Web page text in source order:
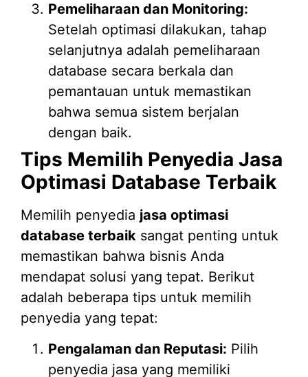
Pemeliharaan dan Monitoring:
Setelah optimasi dilakukan, tahap
selanjutnya adalah pemeliharaan
database secara berkala dan
pemantauan untuk memastikan
bahwa semua sistem berjalan
dengan baik.
Tips Memilih Penyedia Jasa
Optimasi Database Terbaik
Memilih penyedia jasa optimasi
database terbaik sangat penting untuk
memastikan bahwa bisnis Anda
mendapat solusi yang tepat. Berikut
adalah beberapa tips untuk memilih
penyedia yang tepat:
Pengalaman dan Reputasi: Pilih
penyedia jasa yang memiliki